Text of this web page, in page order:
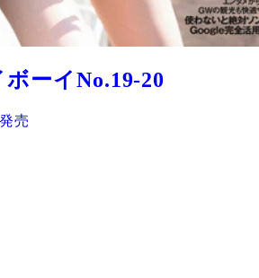
ーイNo.19-20
売